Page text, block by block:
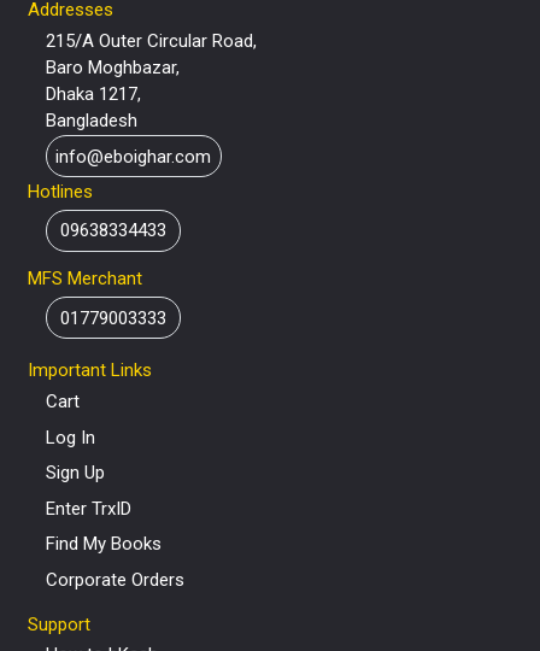
Addresses
215/A Outer Circular Road,
Baro Moghbazar,
Dhaka 1217,
Bangladesh
info@eboighar.com
Hotlines
09638334433
MFS Merchant
01779003333
Important Links
Cart
Log In
Sign Up
Enter TrxID
Find My Books
Corporate Orders
Support